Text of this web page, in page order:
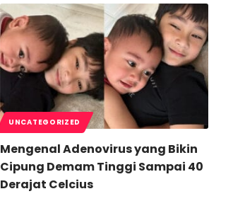
UNCATEGORIZED
Mengenal Adenovirus yang Bikin
Cipung Demam Tinggi Sampai 40
Derajat Celcius